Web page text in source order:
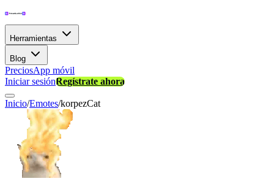
Herramientas
Blog
PreciosApp móvil
Iniciar sesiónRegístrate ahora
Inicio/Emotes/korpezCat